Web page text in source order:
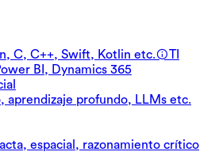
C, C++, Swift, Kotlin etc.
TI
BI, Dynamics 365
aprendizaje profundo, LLMs etc.
espacial, razonamiento crítico